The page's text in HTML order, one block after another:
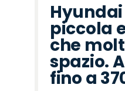
piccola
che
spazio.
fino a